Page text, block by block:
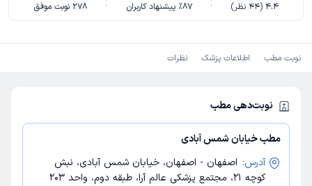
4.4
(
44 نظر) ٪87 پیشنهاد کاربران 278 نوبت موفق
نوبت مطب اطلاعات پزشک نظرات
نوبت‌دهی مطب
مطب خیابان شمس آبادی
آدرس: اصفهان - اصفهان، خیابان شمس آبادی، نبش
کوچه 21، مجتمع پزشکی عالم آرا، طبقه دوم، واحد 203